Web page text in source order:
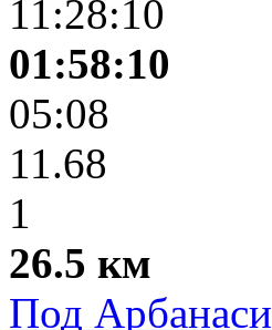
11:28:10
01:58:10
05:08
11.68
1
26.5 км
Под Арбанаси